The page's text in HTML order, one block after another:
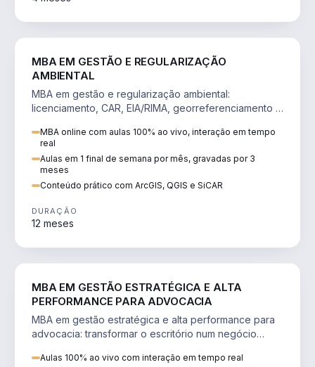
MBA EM GESTÃO E REGULARIZAÇÃO
AMBIENTAL
MBA em gestão e regularização ambiental:
licenciamento, CAR, EIA/RIMA, georreferenciamento e
MBA online com aulas 100% ao vivo, interação em tempo
real
Aulas em 1 final de semana por mês, gravadas por 3
meses
Conteúdo prático com ArcGIS, QGIS e SiCAR
DURAÇÃO
12 meses
MBA EM GESTÃO ESTRATÉGICA E ALTA
PERFORMANCE PARA ADVOCACIA
MBA em gestão estratégica e alta performance para
advocacia: transformar o escritório num negócio
Aulas 100% ao vivo com interação em tempo real